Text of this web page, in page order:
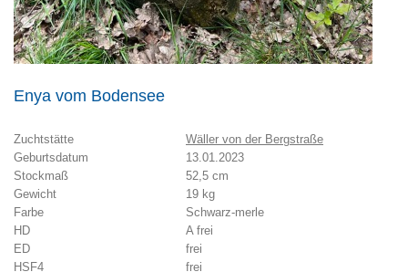
Enya vom Bodensee
Zuchtstätte
Wäller von der Bergstraße
Geburtsdatum
13.01.2023
Stockmaß
52,5 cm
Gewicht
19 kg
Farbe
Schwarz-merle
HD
A frei
ED
frei
HSF4
frei